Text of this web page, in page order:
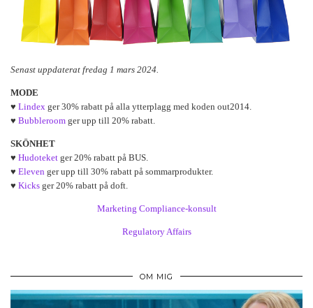
Senast uppdaterat fredag 1 mars 2024.
MODE
♥ Lindex ger 30% rabatt på alla ytterplagg med koden out2014.
♥ Bubbleroom ger upp till 20% rabatt.
SKÖNHET
♥ Hudoteket ger 20% rabatt på BUS.
♥ Eleven ger upp till 30% rabatt på sommarprodukter.
♥ Kicks ger 20% rabatt på doft.
Marketing Compliance-konsult
Regulatory Affairs
OM MIG